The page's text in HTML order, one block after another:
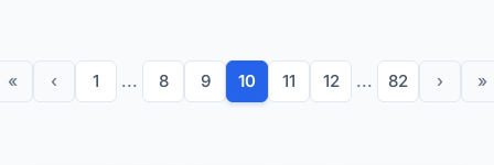
« ‹ 1 ... 8 9 10 11 12 ... 82 › »